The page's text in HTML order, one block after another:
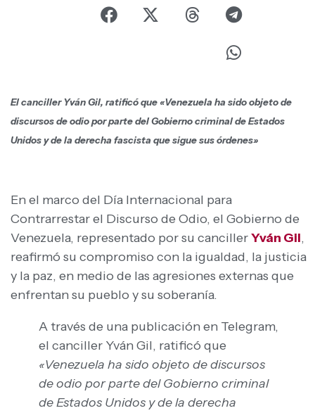
El canciller Yván Gil, ratificó que «Venezuela ha sido objeto de
discursos de odio por parte del Gobierno criminal de Estados
Unidos y de la derecha fascista que sigue sus órdenes»
En el marco del Día Internacional para
Contrarrestar el Discurso de Odio, el Gobierno de
Venezuela, representado por su cancillerYván Gil,
reafirmó su compromiso con la igualdad, la justicia
y la paz, en medio de las agresiones externas que
enfrentan su pueblo y su soberanía.
A través de una publicación en Telegram,
el canciller Yván Gil, ratificó que
«Venezuela ha sido objeto de discursos
de odio por parte del Gobierno criminal
de Estados Unidos y de la derecha